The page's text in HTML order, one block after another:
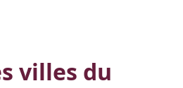
villes du